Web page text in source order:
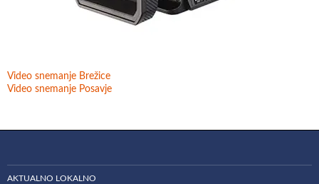
Video snemanje Brežice
Video snemanje Posavje
AKTUALNO LOKALNO